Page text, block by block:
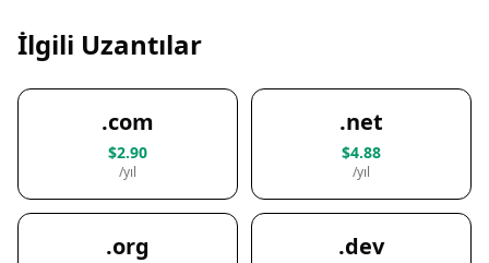
İlgili Uzantılar
.com
$2.90
/yıl
.net
$4.88
/yıl
.org .dev